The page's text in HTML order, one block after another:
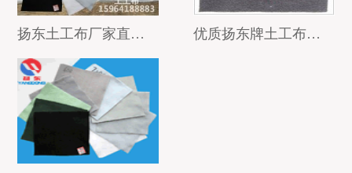
产品展示
扬东土工布厂家直销防水土工布价格各规格作用 优质扬东牌土工布在公路养护的应用